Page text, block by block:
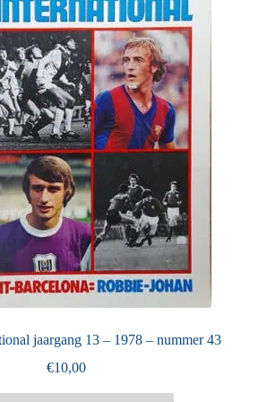
jaargang 13 – 1978 – nummer 43
€10,00